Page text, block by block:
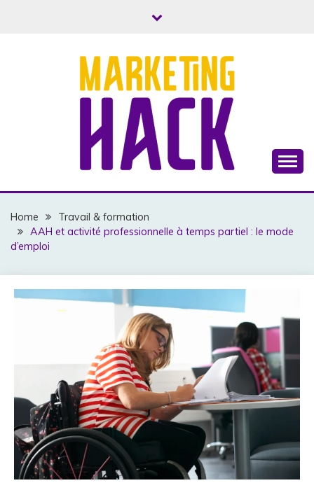
MARKETINGHACK
Home
Travail & formation
AAH et activité professionnelle à temps partiel : le mode
d’emploi